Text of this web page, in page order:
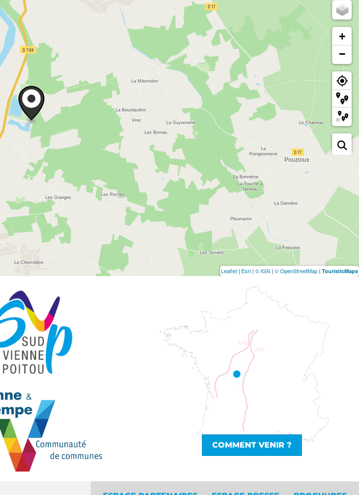
+
−
Leaflet | Esri | © IGN | © OpenStreetMap | TouristicMaps
COMMENT VENIR ?